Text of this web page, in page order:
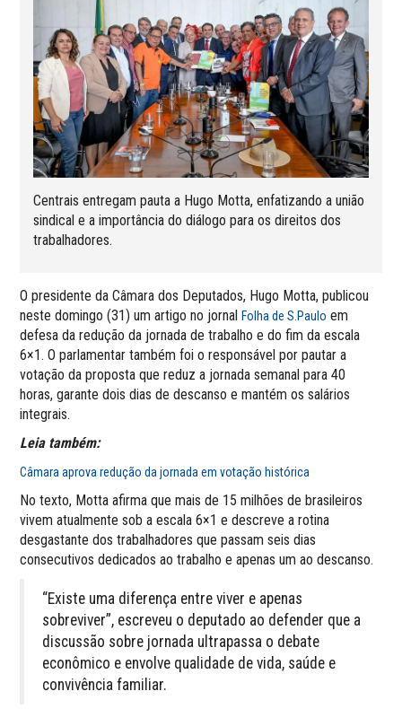
Centrais entregam pauta a Hugo Motta, enfatizando a união
sindical e a importância do diálogo para os direitos dos
trabalhadores.
O presidente da Câmara dos Deputados, Hugo Motta, publicou
neste domingo (31) um artigo no jornalFolha de S.Paulo em
defesa da redução da jornada de trabalho e do fim da escala
6×1. O parlamentar também foi o responsável por pautar a
votação da proposta que reduz a jornada semanal para 40
horas, garante dois dias de descanso e mantém os salários
integrais.
Leia também:
Câmara aprova redução da jornada em votação histórica
No texto, Motta afirma que mais de 15 milhões de brasileiros
vivem atualmente sob a escala 6×1 e descreve a rotina
desgastante dos trabalhadores que passam seis dias
consecutivos dedicados ao trabalho e apenas um ao descanso.
“Existe uma diferença entre viver e apenas
sobreviver”, escreveu o deputado ao defender que a
discussão sobre jornada ultrapassa o debate
econômico e envolve qualidade de vida, saúde e
convivência familiar.